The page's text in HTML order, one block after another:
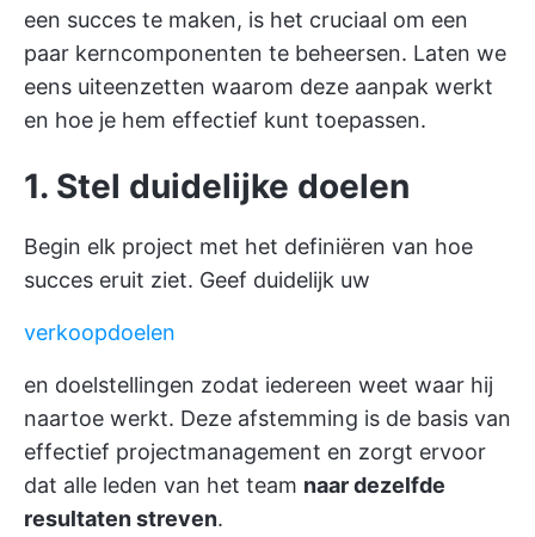
een succes te maken, is het cruciaal om een
paar kerncomponenten te beheersen. Laten we
eens uiteenzetten waarom deze aanpak werkt
en hoe je hem effectief kunt toepassen.
1. Stel duidelijke doelen
Begin elk project met het definiëren van hoe
succes eruit ziet. Geef duidelijk uw
verkoopdoelen
en doelstellingen zodat iedereen weet waar hij
naartoe werkt. Deze afstemming is de basis van
effectief projectmanagement en zorgt ervoor
dat alle leden van het team naar dezelfde
resultaten streven.